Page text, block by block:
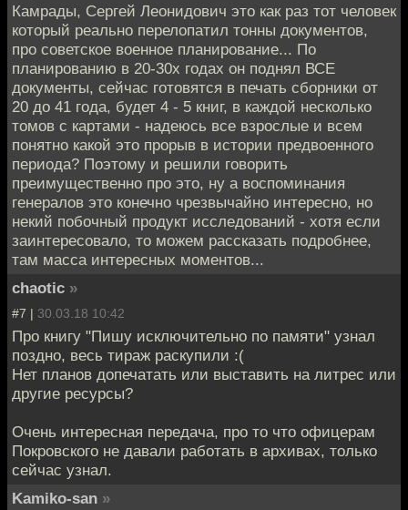
Камрады, Сергей Леонидович это как раз тот человек
который реально перелопатил тонны документов,
про советское военное планирование... По
планированию в 20-30х годах он поднял ВСЕ
документы, сейчас готовятся в печать сборники от
20 до 41 года, будет 4 - 5 книг, в каждой несколько
томов с картами - надеюсь все взрослые и всем
понятно какой это прорыв в истории предвоенного
периода? Поэтому и решили говорить
преимущественно про это, ну а воспоминания
генералов это конечно чрезвычайно интересно, но
некий побочный продукт исследований - хотя если
заинтересовало, то можем рассказать подробнее,
там масса интересных моментов...
chaotic »
#7 | 30.03.18 10:42
Про книгу "Пишу исключительно по памяти" узнал
поздно, весь тираж раскупили :(
Нет планов допечатать или выставить на литрес или
другие ресурсы?
Очень интересная передача, про то что офицерам
Покровского не давали работать в архивах, только
сейчас узнал.
Kamiko-san »